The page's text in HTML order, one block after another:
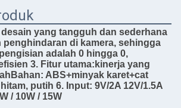
yang tangguh dan sederhana
penghindaran di kamera, sehingga
adalah 0 hingga 0,
3. Fitur utama:kinerja yang
ABS+minyak karet+cat
putih 6. Input: 9V/2A 12V/1.5A
/ 10W / 15W